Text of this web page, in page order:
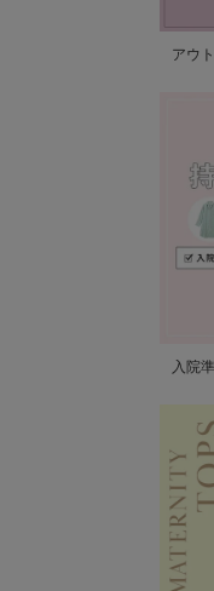
アウ
入院